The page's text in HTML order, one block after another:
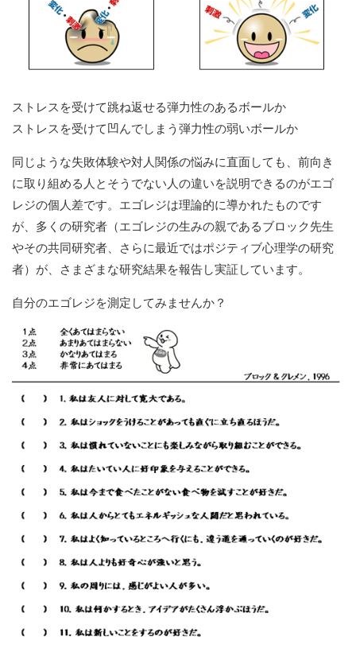
ストレスを受けて跳ね返せる弾力性のあるボールか
ストレスを受けて凹んでしまう弾力性の弱いボールか
同じような失敗体験や対人関係の悩みに直面しても、前向き
に取り組める人とそうでない人の違いを説明できるのがエゴ
レジの個人差です。エゴレジは理論的に導かれたものです
が、多くの研究者（エゴレジの生みの親であるブロック先生
やその共同研究者、さらに最近ではポジティブ心理学の研究
者）が、さまざまな研究結果を報告し実証しています。
自分のエゴレジを測定してみませんか？